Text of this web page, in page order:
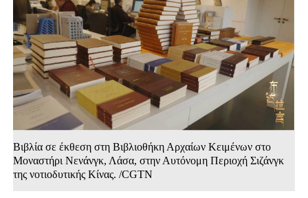
Βιβλία σε έκθεση στη Βιβλιοθήκη Αρχαίων Κειμένων στο
Μοναστήρι Νενάνγκ, Λάσα, στην Αυτόνομη Περιοχή Σιζάνγκ
της νοτιοδυτικής Κίνας. /CGTN